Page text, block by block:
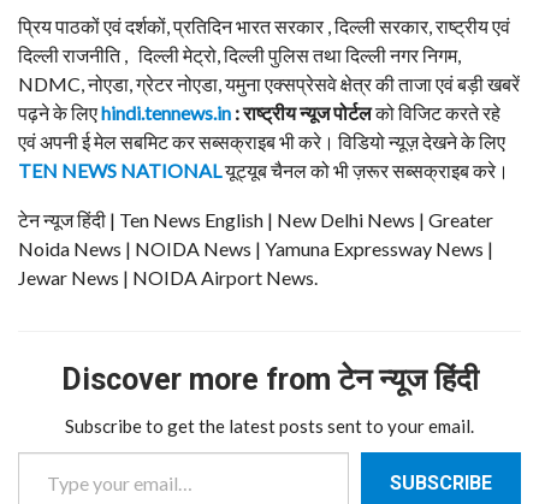
प्रिय पाठकों एवं दर्शकों, प्रतिदिन भारत सरकार , दिल्ली सरकार, राष्ट्रीय एवं
दिल्ली राजनीति , दिल्ली मेट्रो, दिल्ली पुलिस तथा दिल्ली नगर निगम,
NDMC, नोएडा, ग्रेटर नोएडा, यमुना एक्सप्रेसवे क्षेत्र की ताजा एवं बड़ी खबरें
पढ़ने के लिएhindi.tennews.in : राष्ट्रीय न्यूज पोर्टलको विजिट करते रहे
एवं अपनी ई मेल सबमिट कर सब्सक्राइब भी करे। विडियो न्यूज़ देखने के लिए
TEN NEWS NATIONALयूट्यूब चैनल को भी ज़रूर सब्सक्राइब करे।
टेन न्यूज हिंदी | Ten News English | New Delhi News | Greater
Noida News | NOIDA News | Yamuna Expressway News |
Jewar News | NOIDA Airport News.
Discover more from टेन न्यूज हिंदी
Subscribe to get the latest posts sent to your email.
Type your email…
SUBSCRIBE